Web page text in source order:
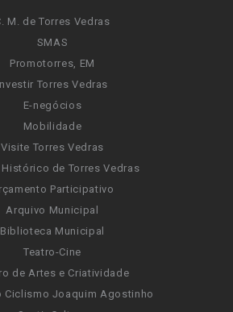
M. de Torres Vedras
SMAS
Promotorres, EM
Torres Vedras
E-negócios
Mobilidade
Visite Torres Vedras
Histórico de Torres Vedras
Participativo
Arquivo Municipal
Biblioteca Municipal
Teatro-Cine
de Artes e Criatividade
Ciclismo Joaquim Agostinho